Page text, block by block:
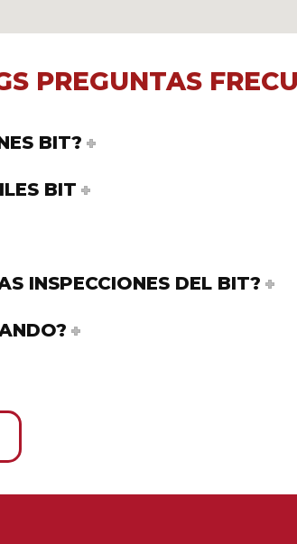
PREGUNTAS
BIT?
BIT
INSPECCIONES DEL BIT?